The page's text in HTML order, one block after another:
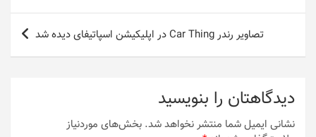
تصاویر رندر Car Thing در اپلیکیشن اسپاتیفای دیده شد
دیدگاهتان را بنویسید
نشانی ایمیل شما منتشر نخواهد شد. بخش‌های موردنیاز